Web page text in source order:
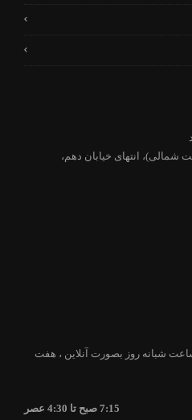
شمالی)، انتهای خیابان دهم،
عمران سریر بصورت 24 ساعت شبانه روز بصورت آنلاین ، هفت
7:15 صبح تا 4:30 عصر